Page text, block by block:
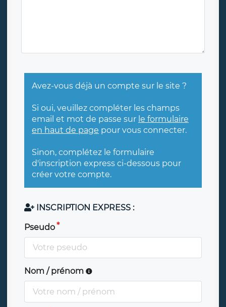
Avez-vous déjà un compte sur le site ?
Si oui, veuillez compléter les champs
email et mot de passe sur le formulaire
en haut de page pour vous connecter.
Sinon, complétez le formulaire
d'inscription express ci-dessous pour
créer votre compte.
INSCRIPTION EXPRESS :
Pseudo
Nom / prénom